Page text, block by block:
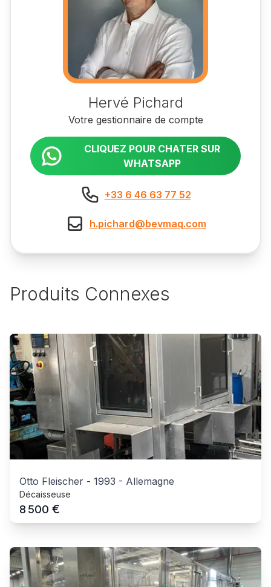
Hervé Pichard
Votre gestionnaire de compte
CLIQUEZ POUR CHATER SUR
WHATSAPP
+33 6 46 63 77 52
h.pichard@bevmaq.com
Produits Connexes
Otto Fleischer - 1993 - Allemagne
Décaisseuse
8 500 €